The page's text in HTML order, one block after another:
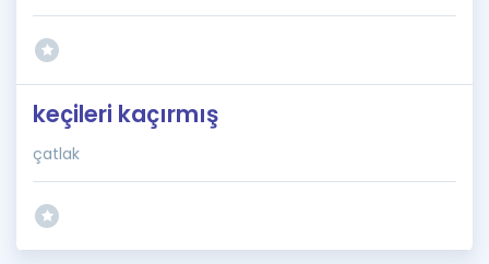
keçileri kaçırmış
çatlak